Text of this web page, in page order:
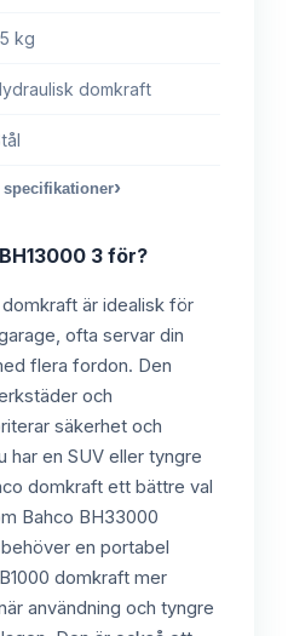
kg
domkraft
specifikationer›
3 för?
är idealisk för
ofta servar din
flera fordon. Den
och
säkerhet och
har en SUV eller tyngre
domkraft ett bättre val
Bahco BH33000
en portabel
domkraft mer
användning och tyngre